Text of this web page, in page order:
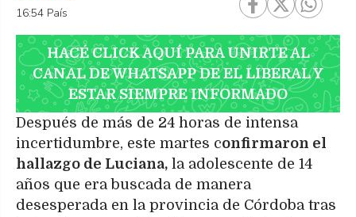
16:54 País
HACÉ CLICK AQUÍ PARA UNIRTE AL
CANAL DE WHATSAPP DE EL LIBERAL Y
ESTAR SIEMPRE INFORMADO
Después de más de 24 horas de intensa
incertidumbre, este martes confirmaron el
hallazgo de Luciana, la adolescente de 14
años que era buscada de manera
desesperada en la provincia de Córdoba tras